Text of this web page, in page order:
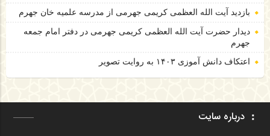
بازدید آیت الله العظمی کریمی جهرمی از مدرسه علمیه خان جهرم
دیدار حضرت آیت الله العظمی کریمی جهرمی در دفتر امام جمعه
جهرم
اعتکاف دانش آموزی ۱۴۰۳ به روایت تصویر
درباره سایت